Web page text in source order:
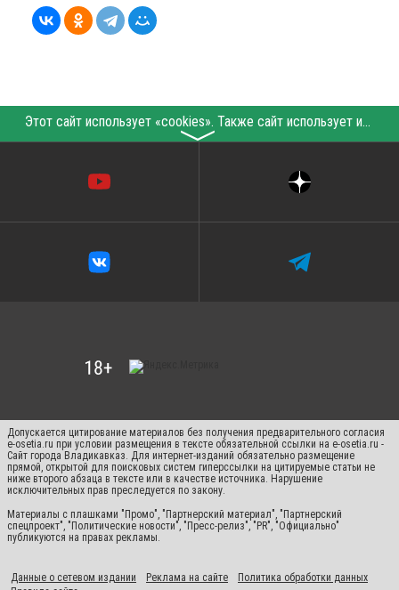
Этот сайт использует «cookies». Также сайт использует интернет-сервис для сбора технических данных касательно посетителей с целью получения маркетинговой и статистической информации. Условия обработки данных посетителей сайта см.
〉
Допускается цитирование материалов без получения предварительного согласия
e-osetia.ru при условии размещения в тексте обязательной ссылки на e-osetia.ru -
Сайт города Владикавказ. Для интернет-изданий обязательно размещение
прямой, открытой для поисковых систем гиперссылки на цитируемые статьи не
ниже второго абзаца в тексте или в качестве источника. Нарушение
исключительных прав преследуется по закону.
Материалы с плашками "Промо", "Партнерский материал", "Партнерский
спецпроект", "Политические новости", "Пресс-релиз", "PR", "Официально"
публикуются на правах рекламы.
Данные о сетевом издании Реклама на сайте
Политика обработки данных